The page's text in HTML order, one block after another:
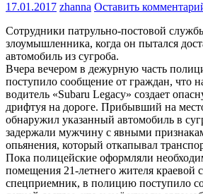
17.01.2017 zhanna Оставить
Сотрудники патрульно-постовой
злоумышленника, когда он пытался
автомобиль из сугроба.
Вчера вечером в дежурную часть
поступило сообщение от граждан, что
водитель «Subaru Legacy» создает
дрифтуя на дороге. Прибывший на
обнаружил указанный автомобиль в
задержали мужчину с явными
опьянения, который откапывал
Пока полицейские оформляли
помещения 21-летнего жителя краевой
спецприемник, в полицию поступило